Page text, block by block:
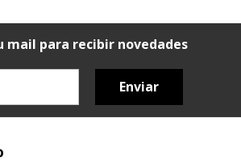
mail para recibir novedades
Enviar